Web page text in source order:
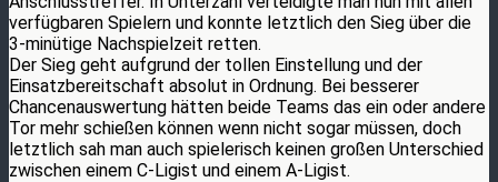
verfügbaren Spielern und konnte letztlich den Sieg über die
3-minütige Nachspielzeit retten.
Der Sieg geht aufgrund der tollen Einstellung und der
Einsatzbereitschaft absolut in Ordnung. Bei besserer
Chancenauswertung hätten beide Teams das ein oder andere
Tor mehr schießen können wenn nicht sogar müssen, doch
letztlich sah man auch spielerisch keinen großen Unterschied
zwischen einem C-Ligist und einem A-Ligist.